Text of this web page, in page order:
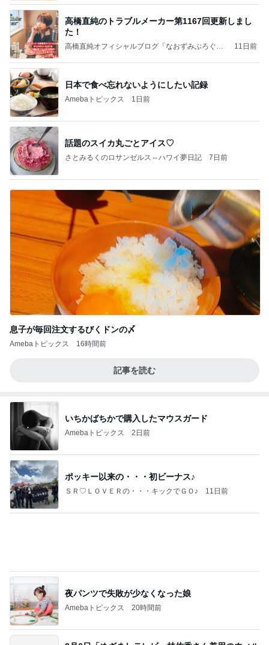
高橋直純のトラブルメーカー第1167回更新しまし
た！
高橋直純オフィシャルブログ「なおずみぶろぐ」
11日前
日本で食べ忘れないようにしたい記録
Amebaトピックス 1日前
話題のスイカ丸ごとアイス♡
さとみるくのロサンゼルス⇔ハワイ夢日記 7日前
息子が毎回注文するびくドンの〆
Amebaトピックス 16時間前
記事を読む
いちかばちかで購入したマウスガード
Amebaトピックス 2日前
ポッキー以来の・・・初ビーナス♪
ＳＲ♡ＬＯＶＥＲの・・・キックでＧＯ♪ 11日前
夜パンツで失敗が少なくなった娘
Amebaトピックス 20時間前